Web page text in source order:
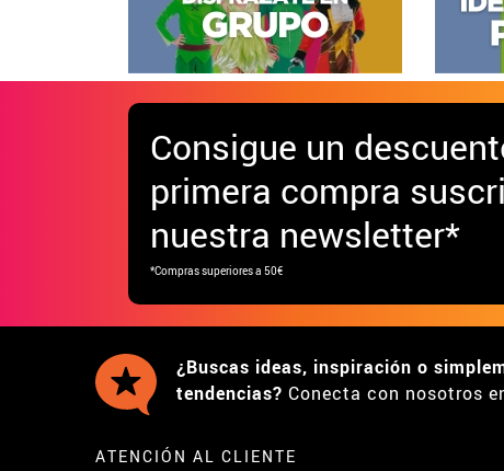
Consigue un
primera compra
nuestra newsletter*
*Compras superiores a 50€
¿Buscas ideas, inspiración o
tendencias? Conecta con nosotros
ATENCIÓN AL CLIENTE